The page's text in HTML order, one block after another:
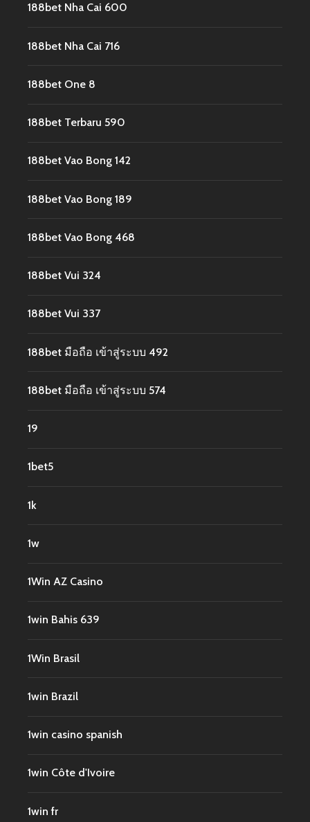
188bet Nha Cai 600
188bet Nha Cai 716
188bet One 8
188bet Terbaru 590
188bet Vao Bong 142
188bet Vao Bong 189
188bet Vao Bong 468
188bet Vui 324
188bet Vui 337
188bet มือถือ เข้าสู่ระบบ 492
188bet มือถือ เข้าสู่ระบบ 574
19
1bet5
1k
1w
1Win AZ Casino
1win Bahis 639
1Win Brasil
1win Brazil
1win casino spanish
1win Côte d'Ivoire
1win fr